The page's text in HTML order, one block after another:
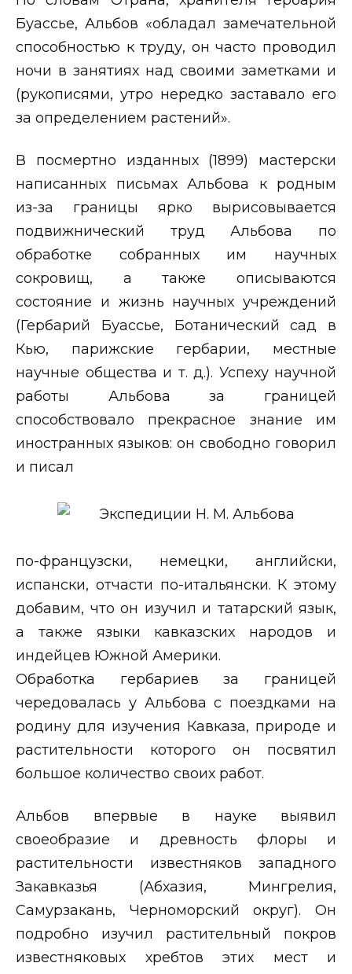
Буассье, Альбов «обладал замечательной
способностью к труду, он часто проводил
ночи в занятиях над своими заметками и
(рукописями, утро нередко заставало его
за определением растений».
В посмертно изданных (1899) мастерски
написанных письмах Альбова к родным
из-за границы ярко вырисовывается
подвижнический труд Альбова по
обработке собранных им научных
сокровищ, а также описываются
состояние и жизнь научных учреждений
(Гербарий Буассье, Ботанический сад в
Кью, парижские гербарии, местные
научные общества и т. д.). Успеху научной
работы Альбова за границей
способствовало прекрасное знание им
иностранных языков: он свободно говорил
и писал
по-французски, немецки, английски,
испански, отчасти по-итальянски. К этому
добавим, что он изучил и татарский язык,
а также языки кавказских народов и
индейцев Южной Америки.
Обработка гербариев за границей
чередовалась у Альбова с поездками на
родину для изучения Кавказа, природе и
растительности которого он посвятил
большое количество своих работ.
Альбов впервые в науке выявил
своеобразие и древность флоры и
растительности известняков западного
Закавказья (Абхазия, Мингрелия,
Самурзакань, Черноморский округ). Он
подробно изучил растительный покров
известняковых хребтов этих мест и